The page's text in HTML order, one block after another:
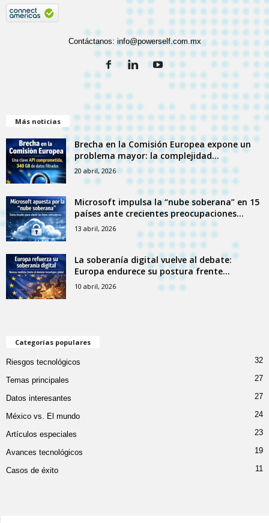
Contáctanos: info@powerself.com.mx
Más noticias
Brecha en la Comisión Europea expone un
problema mayor: la complejidad...
20 abril, 2026
Microsoft impulsa la “nube soberana” en 15
países ante crecientes preocupaciones...
13 abril, 2026
La soberanía digital vuelve al debate:
Europa endurece su postura frente...
10 abril, 2026
Categorías populares
Riesgos tecnológicos 32
Temas principales 27
Datos interesantes 27
México vs. El mundo 24
Artículos especiales 23
Avances tecnológicos 19
Casos de éxito 11